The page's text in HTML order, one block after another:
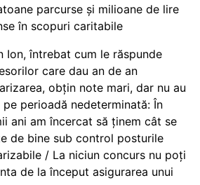
parcurse și milioane de lire
în scopuri caritabile
Ion, întrebat cum le răspunde
care dau an de an
obțin note mari, dar nu au
pe perioadă nedeterminată: În
ani am încercat să ținem cât se
de bine sub control posturile
/ La niciun concurs nu poți
de la început asigurarea unui